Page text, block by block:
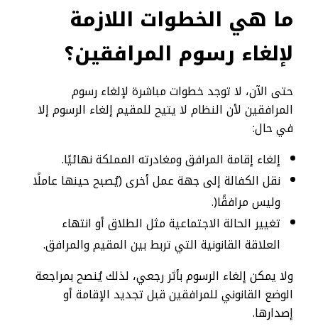
ما هي الخطوات اللازمة
لإلغاء رسوم المرافقين؟
حتى الآن، لا توجد خطوات مباشرة لإلغاء رسوم
المرافقين لأن النظام لا يتيح للمقيم إلغاء الرسوم إلا
في حال:
إلغاء إقامة المرافق ومغادرته المملكة نهائيًا.
نقل الكفالة إلى جهة عمل أخرى (يُصبح حينها عاملًا
وليس مرافقًا(.
تغيير الحالة الاجتماعية مثل الطلاق أو انتهاء
العلاقة القانونية التي تربط بين المقيم والمرافق.
ولا يمكن إلغاء الرسوم بأثر رجعي، لذلك يُنصح بمراجعة
الوضع القانوني للمرافقين قبل تجديد الإقامة أو
إصدارها.